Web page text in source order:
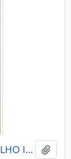
PORANTIM - BRASÍLIA CONSELHO INDIGENISTA MISSIONÁRIO - 1987 - Nº97